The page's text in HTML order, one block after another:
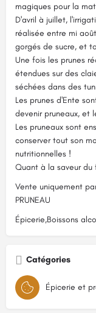
magiques pour la
D'avril à juillet,
réalisée entre mi
gorgés de sucre, et
Une fois les prunes
étendues sur des
séchées dans des
Les prunes d'Ente
devenir pruneaux, et
Les pruneaux sont
conserver tout son
nutritionnelles !
Quant à la saveur du
Vente uniquement
PRUNEAU
Épicerie,Boissons
Catégories